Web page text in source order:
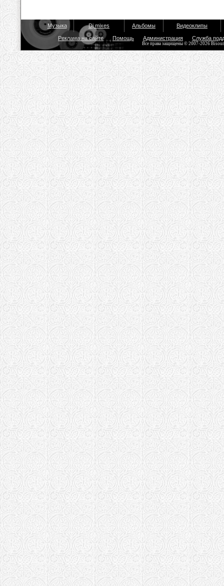
Музыка Dj mixes Альбомы Видеоклипы
Реклама на сайте Помощь Администрация Служба
Все права защищены © 2007-2026